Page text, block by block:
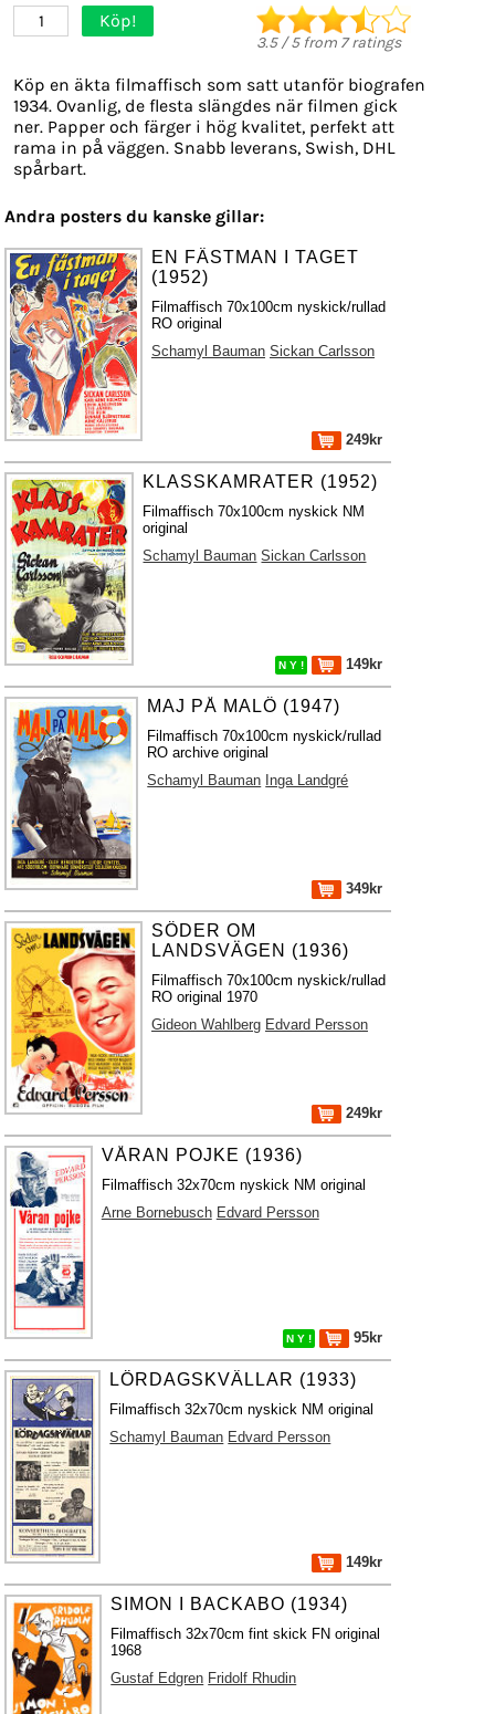
1 Köp!
3.5/5from 7ratings
Köp en äkta filmaffisch som satt utanför biografen
1934. Ovanlig, de flesta slängdes när filmen gick
ner. Papper och färger i hög kvalitet, perfekt att
rama in på väggen. Snabb leverans, Swish, DHL
spårbart.
Andra posters du kanske gillar:
EN FÄSTMAN I TAGET
(1952)
Filmaffisch 70x100cm nyskick/rullad
RO original
Schamyl Bauman Sickan Carlsson
249kr
KLASSKAMRATER (1952)
Filmaffisch 70x100cm nyskick NM
original
Schamyl Bauman Sickan Carlsson
N Y ! 149kr
MAJ PÅ MALÖ (1947)
Filmaffisch 70x100cm nyskick/rullad
RO archive original
Schamyl Bauman Inga Landgré
349kr
SÖDER OM
LANDSVÄGEN (1936)
Filmaffisch 70x100cm nyskick/rullad
RO original 1970
Gideon Wahlberg Edvard Persson
249kr
VÅRAN POJKE (1936)
Filmaffisch 32x70cm nyskick NM original
Arne Bornebusch Edvard Persson
N Y ! 95kr
LÖRDAGSKVÄLLAR (1933)
Filmaffisch 32x70cm nyskick NM original
Schamyl Bauman Edvard Persson
149kr
SIMON I BACKABO (1934)
Filmaffisch 32x70cm fint skick FN original
1968
Gustaf Edgren Fridolf Rhudin